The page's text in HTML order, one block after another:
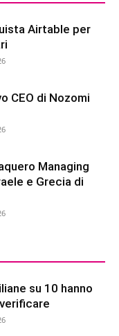
Airtable per
CEO di Nozomi
Managing
e Grecia di
su 10 hanno